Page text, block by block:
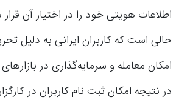
اطلاعات هویتی خود را در اختیار آن
حالی است که کاربران ایرانی به دلیل
امکان معامله و سرمایه‌گذاری در بازارهای
در نتیجه امکان ثبت نام کاربران در